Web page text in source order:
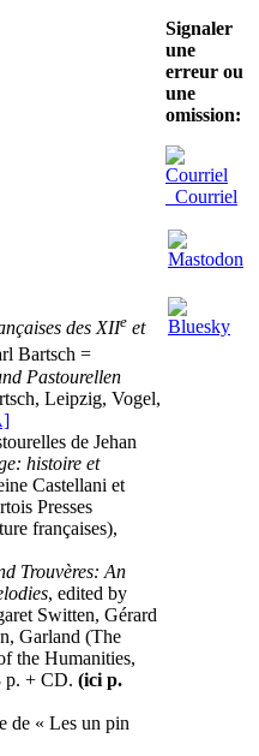
des XIIe et
Bartsch =
Pastourellen
Leipzig, Vogel,
de Jehan
histoire et
Castellani et
Presses
françaises),
Trouvères: An
, edited by
Switten, Gérard
Garland (The
the Humanities,
p. + CD. (ici p.
de « Les un pin
Signaler
une
erreur ou
une
omission:
Courriel